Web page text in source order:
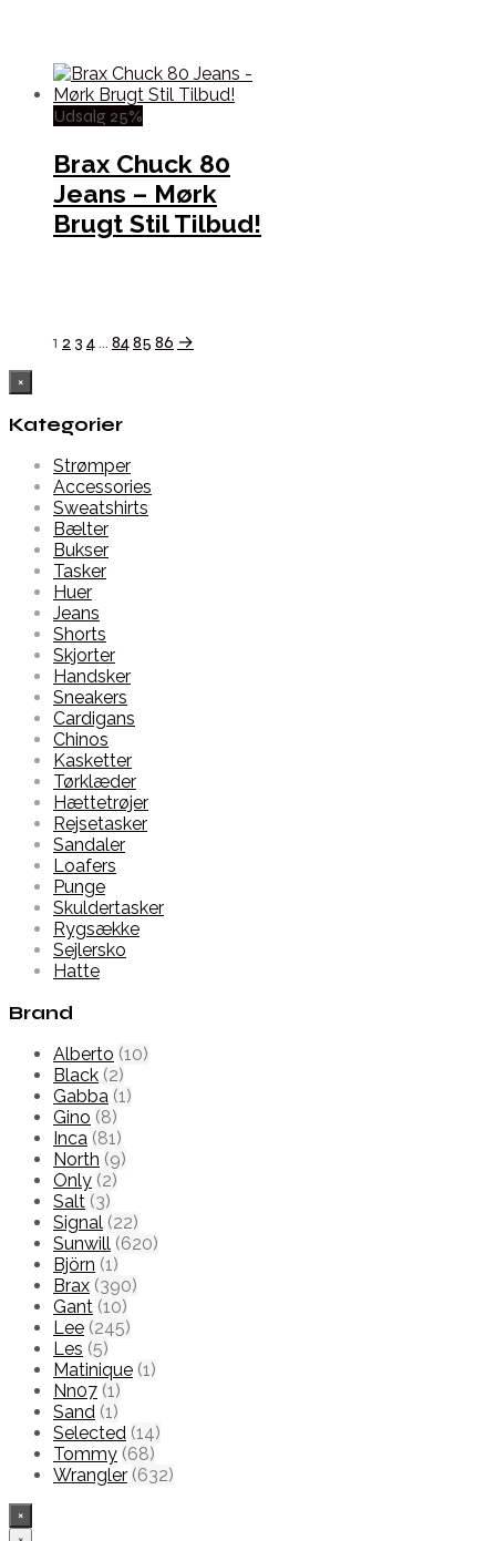
Udsalg 25%
Brax Chuck 80
Jeans – Mørk
Brugt Stil Tilbud!
1 2 3 4 … 8485 86 →
×
Kategorier
Strømper
Accessories
Sweatshirts
Bælter
Bukser
Tasker
Huer
Jeans
Shorts
Skjorter
Handsker
Sneakers
Cardigans
Chinos
Kasketter
Tørklæder
Hættetrøjer
Rejsetasker
Sandaler
Loafers
Punge
Skuldertasker
Rygsække
Sejlersko
Hatte
Brand
Alberto (10)
Black (2)
Gabba (1)
Gino (8)
Inca (81)
North (9)
Only (2)
Salt (3)
Signal (22)
Sunwill (620)
Björn (1)
Brax (390)
Gant (10)
Lee (245)
Les (5)
Matinique (1)
Nn07 (1)
Sand (1)
Selected (14)
Tommy (68)
Wrangler (632)
×